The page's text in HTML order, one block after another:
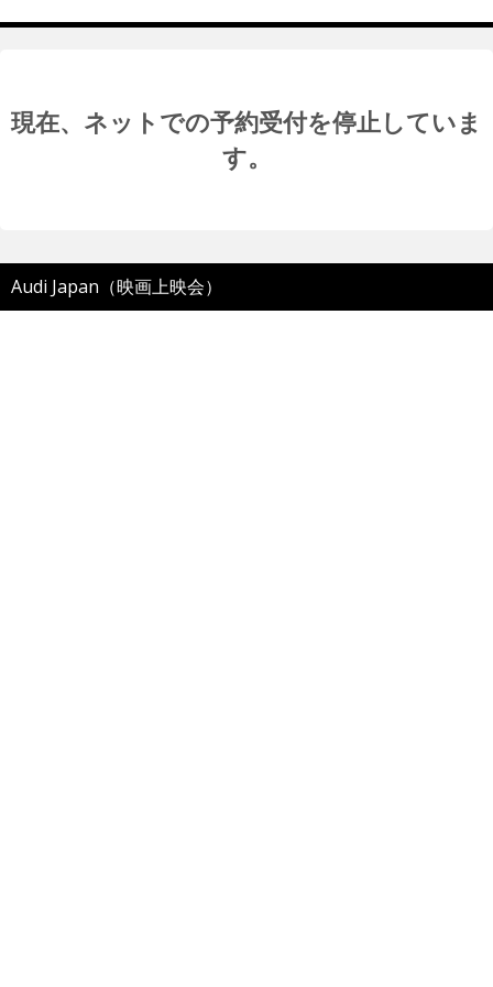
現在、ネットでの予約受付を停止していま
す。
Audi Japan（映画上映会）